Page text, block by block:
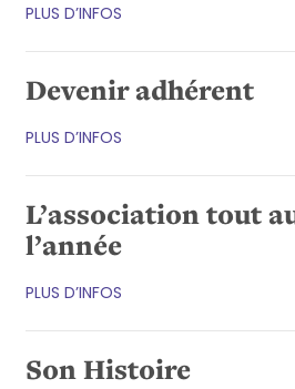
PLUS D’INFOS
Devenir adhérent
PLUS D’INFOS
L’association tout
l’année
PLUS D’INFOS
Son Histoire